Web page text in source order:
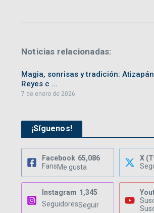
Noticias relacionadas:
Magia, sonrisas y tradición:
Reyes c ...
7 de enero de 2026
¡Síguenos!
Facebook 65,086
FansMe gusta
X
Instagram 1,345
SeguidoresSeguir